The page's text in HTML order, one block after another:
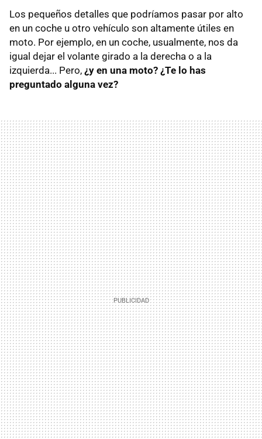
Los pequeños detalles que podríamos pasar por alto
en un coche u otro vehículo son altamente útiles en
moto. Por ejemplo, en un coche, usualmente, nos da
igual dejar el volante girado a la derecha o a la
izquierda... Pero, ¿y en una moto? ¿Te lo has
preguntado alguna vez?